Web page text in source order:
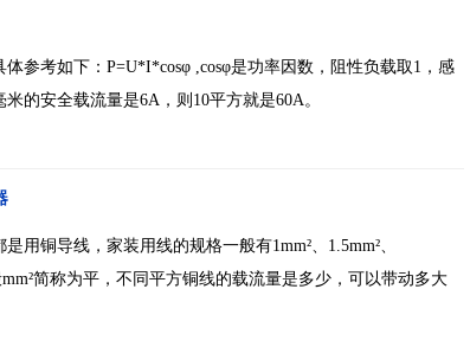
参考如下：P=U*I*cosφ ,cosφ是功率因数，阻性负载取1，感
的安全载流量是6A，则10平方就是60A。
用铜导线，家装用线的规格一般有1mm²、1.5mm²、
mm²简称为平，不同平方铜线的载流量是多少，可以带动多大